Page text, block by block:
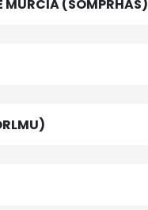
MURCIA (SOMPRHAS)